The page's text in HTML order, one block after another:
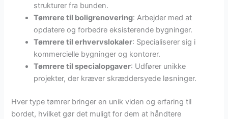
strukturer fra bunden.
Tømrere til boligrenovering: Arbejder med at
opdatere og forbedre eksisterende bygninger.
Tømrere til erhvervslokaler: Specialiserer sig i
kommercielle bygninger og kontorer.
Tømrere til specialopgaver: Udfører unikke
projekter, der kræver skræddersyede løsninger.
Hver type tømrer bringer en unik viden og erfaring til
bordet, hvilket gør det muligt for dem at håndtere